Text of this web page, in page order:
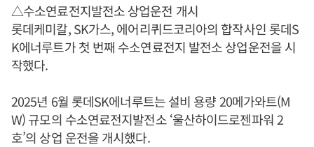
△수소연료전지발전소 상업운전 개시
롯데케미칼, SK가스, 에어리퀴드코리아의 합작사인 롯데S
K에너루트가 첫 번째 수소연료전지 발전소 상업운전을 시
작했다.
2025년 6월 롯데SK에너루트는 설비 용량 20메가와트(M
W) 규모의 수소연료전지발전소 ‘울산하이드로젠파워 2
호’의 상업 운전을 개시했다.